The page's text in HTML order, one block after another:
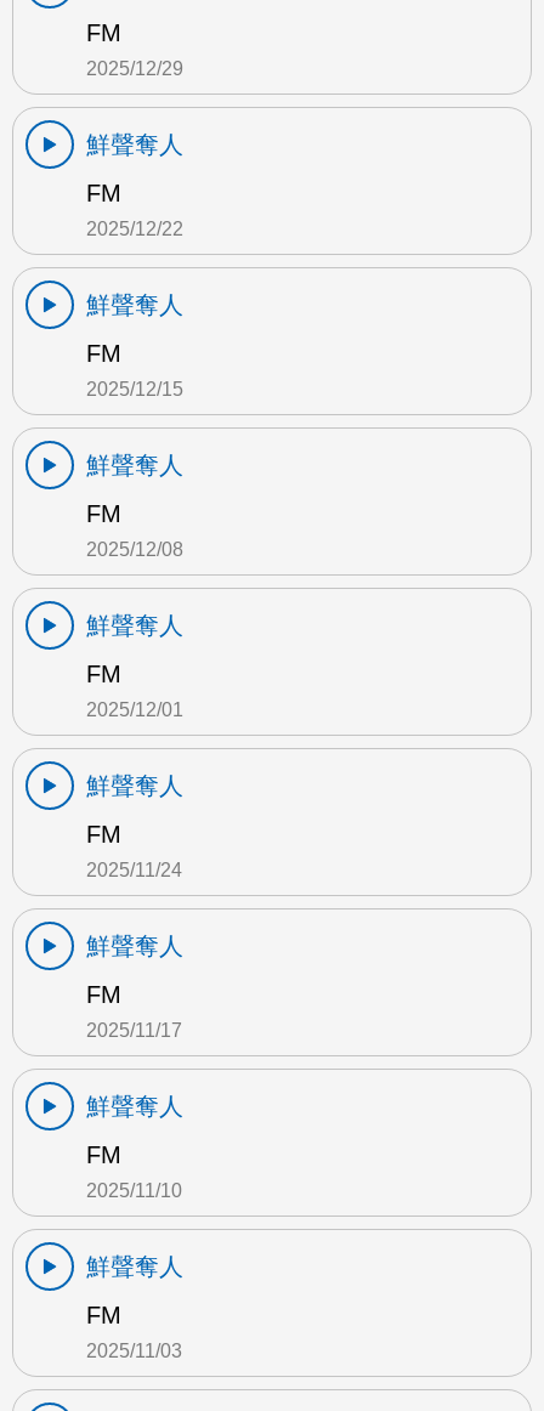
FM
2025/12/29
鮮聲奪人
FM
2025/12/22
鮮聲奪人
FM
2025/12/15
鮮聲奪人
FM
2025/12/08
鮮聲奪人
FM
2025/12/01
鮮聲奪人
FM
2025/11/24
鮮聲奪人
FM
2025/11/17
鮮聲奪人
FM
2025/11/10
鮮聲奪人
FM
2025/11/03